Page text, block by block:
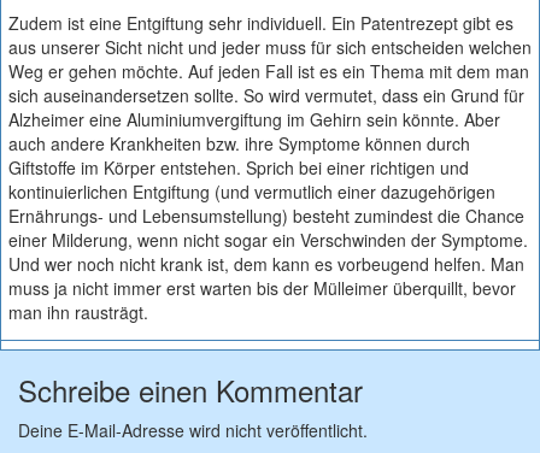
Zudem ist eine Entgiftung sehr individuell. Ein Patentrezept gibt es
aus unserer Sicht nicht und jeder muss für sich entscheiden welchen
Weg er gehen möchte. Auf jeden Fall ist es ein Thema mit dem man
sich auseinandersetzen sollte. So wird vermutet, dass ein Grund für
Alzheimer eine Aluminiumvergiftung im Gehirn sein könnte. Aber
auch andere Krankheiten bzw. ihre Symptome können durch
Giftstoffe im Körper entstehen. Sprich bei einer richtigen und
kontinuierlichen Entgiftung (und vermutlich einer dazugehörigen
Ernährungs- und Lebensumstellung) besteht zumindest die Chance
einer Milderung, wenn nicht sogar ein Verschwinden der Symptome.
Und wer noch nicht krank ist, dem kann es vorbeugend helfen. Man
muss ja nicht immer erst warten bis der Mülleimer überquillt, bevor
man ihn rausträgt.
Schreibe einen Kommentar
Deine E-Mail-Adresse wird nicht veröffentlicht.